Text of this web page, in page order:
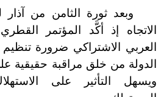
الاتجاه إذ أكَّد المؤتمر
العربي الاشتراكي ضرورة
الدولة من خلق مراقبة حقيقية
ويسهل التأثير على